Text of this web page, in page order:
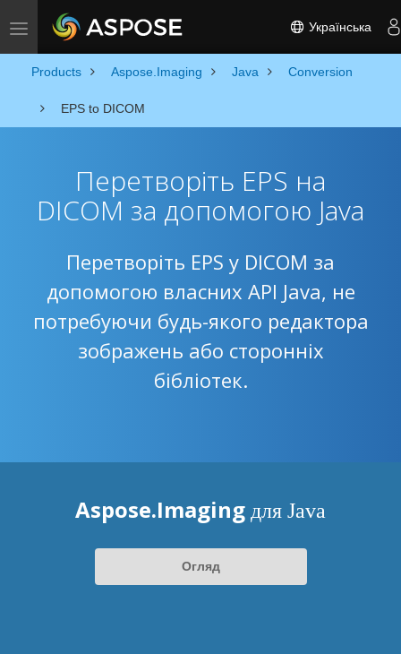
Toggle navigation Українська
Products Aspose.Imaging Java Conversion
EPS to DICOM
Перетворіть EPS на
DICOM за допомогою Java
Перетворіть EPS у DICOM за
допомогою власних API Java, не
потребуючи будь-якого редактора
зображень або сторонніх
бібліотек.
Aspose.Imaging для Java
Огляд